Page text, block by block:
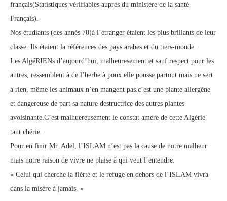
français(Statistiques vérifiables auprès du ministère de la santé
Français).
Nos étudiants (des annés 70)à l’étranger étaient les plus brillants de leur
classe. Ils étaient la références des pays arabes et du tiers-monde.
Les AlgéRIENs d’aujourd’hui, malheuresement et sauf respect pour les
autres, ressemblent à de l’herbe à poux elle pousse partout mais ne sert
à rien, même les animaux n’en mangent pas.c’est une plante allergène
et dangereuse de part sa nature destructrice des autres plantes
avoisinante.C’est malhuereusement le constat amère de cette Algérie
tant chérie.
Pour en finir Mr. Adel, l’ISLAM n’est pas la cause de notre malheur
mais notre raison de vivre ne plaise à qui veut l’entendre.
« Celui qui cherche la fiérté et le refuge en dehors de l’ISLAM vivra
dans la misére à jamais. »